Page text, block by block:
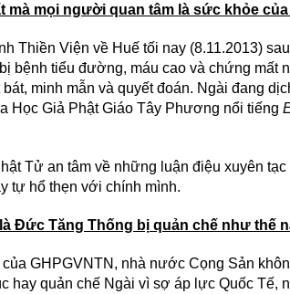
mà mọi người quan tâm là sức khỏe
Thiền Viện về Huế tối nay (8.11.2013)
bệnh tiểu đường, máu cao và chứng mất
minh mẫn và quyết đoán. Ngài đang
Học Giả Phật Giáo Tây Phương nổi tiếng
Tử an tâm về những luận điệu xuyên
tự hổ thẹn với chính mình.
Đức Tăng Thống bị quản chế như thế
GHPGVNTN, nhà nước Cọng Sản
hay quản chế Ngài vì sợ áp lực Quốc Tế,